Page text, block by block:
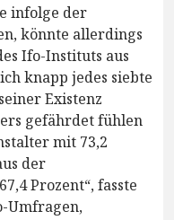
infolge der
könnte allerdings
Ifo-Instituts aus
knapp jedes siebte
Existenz
gefährdet fühlen
mit 73,2
der
Prozent“, fasste
Umfragen,